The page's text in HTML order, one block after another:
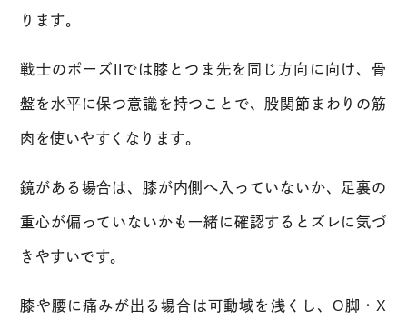
ります。
戦士のポーズIIでは膝とつま先を同じ方向に向け、骨
盤を水平に保つ意識を持つことで、股関節まわりの筋
肉を使いやすくなります。
鏡がある場合は、膝が内側へ入っていないか、足裏の
重心が偏っていないかも一緒に確認するとズレに気づ
きやすいです。
膝や腰に痛みが出る場合は可動域を浅くし、O脚・X